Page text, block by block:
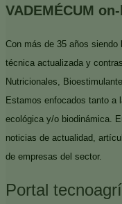
VADEMÉCUM
Con más de 35 años
técnica actualizada y
Nutricionales,
Estamos enfocados tanto a
ecológica y/o biodinámica.
noticias de actualidad,
de empresas del sector.
Portal